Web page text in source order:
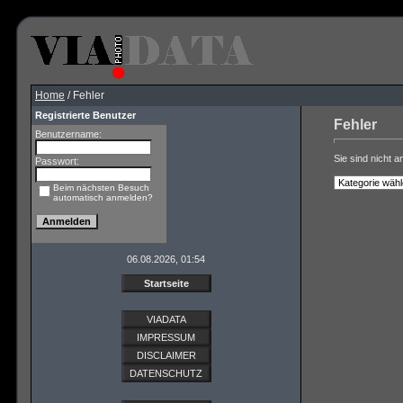
Home / Fehler
Registrierte Benutzer
Benutzername:
Passwort:
Beim nächsten Besuch
automatisch anmelden?
06.08.2026, 01:54
Startseite
VIADATA
IMPRESSUM
DISCLAIMER
DATENSCHUTZ
Fehler
Sie sind nicht